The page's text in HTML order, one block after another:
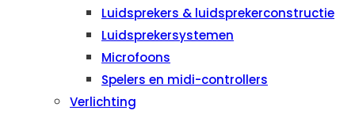
Luidsprekers & luidsprekerconstructie
Luidsprekersystemen
Microfoons
Spelers en midi-controllers
Verlichting